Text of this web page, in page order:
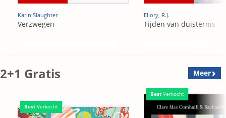
Karin Slaughter
Verzwegen
Ellory, R.J.
Tijden van duisternis
2+1 Gratis Meer
Best Verkocht
Best Verkocht